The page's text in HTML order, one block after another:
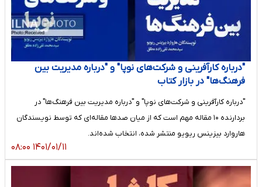
"درباره کارآفرینی و شرکت‌های نوپا" و "درباره مدیریت بین
فرهنگ‌ها" در بازار کتاب
"درباره کارآفرینی و شرکت‌های نوپا" و "درباره مدیریت بین فرهنگ‌ها" در
بردارنده ۱۰ مقاله مهم است که از میان صدها مقاله‌ای که توسط نویسندگان
هاروارد بیزینس ریویو منتشر شده، انتخاب شده‌اند.
۱۴۰۱/۰۱/۱۱ ۰۸:۰۰